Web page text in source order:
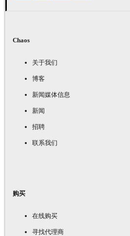
Chaos
关于我们
博客
新闻媒体信息
新闻
招聘
联系我们
购买
在线购买
寻找代理商